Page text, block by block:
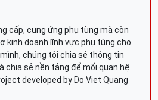
cấp, cung ứng phụ tùng mà còn
kinh doanh lĩnh vực phụ tùng cho
chúng tôi chia sẻ thông tin
chia sẻ nền tảng để mối quan hệ
developed by Do Viet Quang